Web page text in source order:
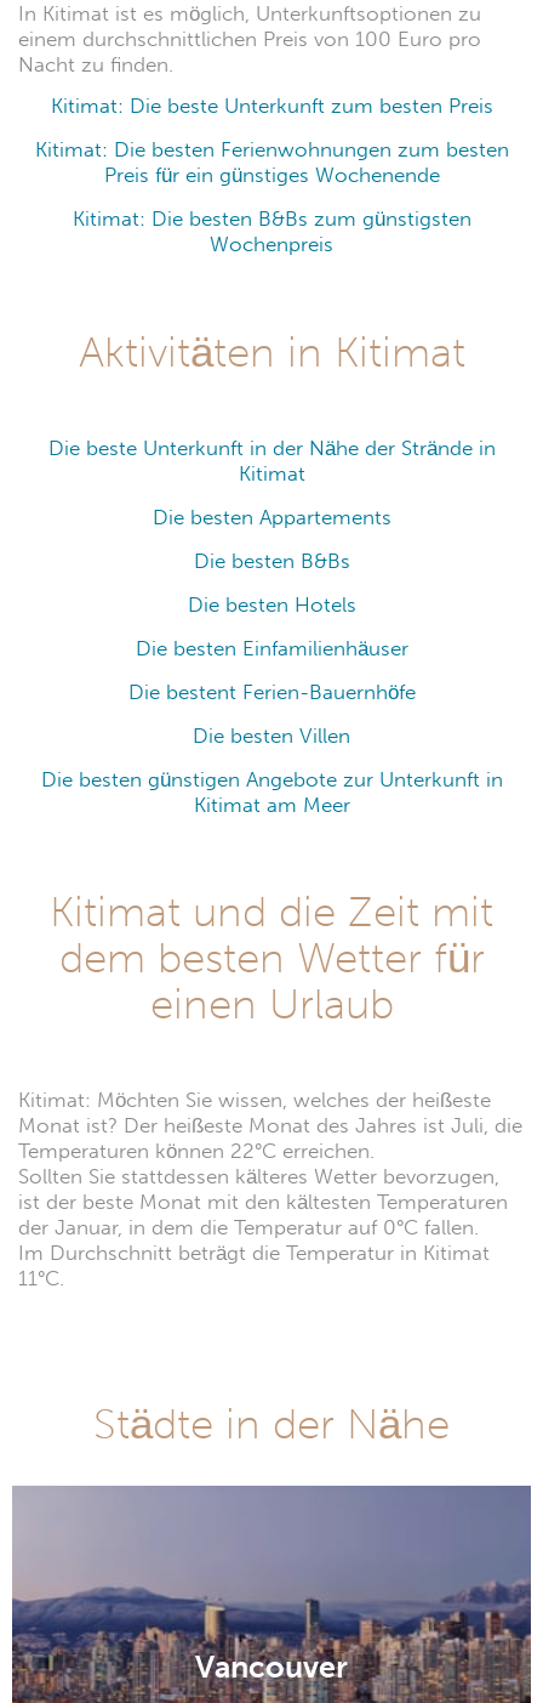
In Kitimat ist es möglich, Unterkunftsoptionen zu
einem durchschnittlichen Preis von 100 Euro pro
Nacht zu finden.
Kitimat: Die beste Unterkunft zum besten Preis
Kitimat: Die besten Ferienwohnungen zum besten
Preis für ein günstiges Wochenende
Kitimat: Die besten B&Bs zum günstigsten
Wochenpreis
Aktivitäten in Kitimat
Die beste Unterkunft in der Nähe der Strände in
Kitimat
Die besten Appartements
Die besten B&Bs
Die besten Hotels
Die besten Einfamilienhäuser
Die bestent Ferien-Bauernhöfe
Die besten Villen
Die besten günstigen Angebote zur Unterkunft in
Kitimat am Meer
Kitimat und die Zeit mit
dem besten Wetter für
einen Urlaub
Kitimat: Möchten Sie wissen, welches der heißeste
Monat ist? Der heißeste Monat des Jahres ist Juli, die
Temperaturen können 22°C erreichen.
Sollten Sie stattdessen kälteres Wetter bevorzugen,
ist der beste Monat mit den kältesten Temperaturen
der Januar, in dem die Temperatur auf 0°C fallen.
Im Durchschnitt beträgt die Temperatur in Kitimat
11°C.
Städte in der Nähe
Vancouver